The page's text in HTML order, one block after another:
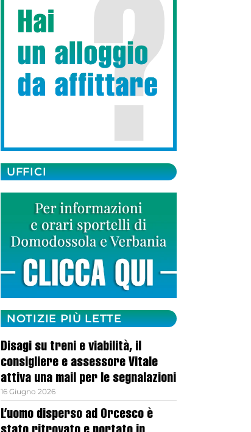
UFFICI
NOTIZIE PIÙ LETTE
Disagi su treni e viabilità, il
consigliere e assessore Vitale
attiva una mail per le segnalazioni
16 Giugno 2026
L’uomo disperso ad Orcesco è